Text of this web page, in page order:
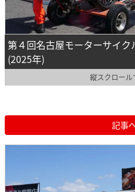
第４回名古屋モーターサイク
(2025年)
縦スクロー
記事